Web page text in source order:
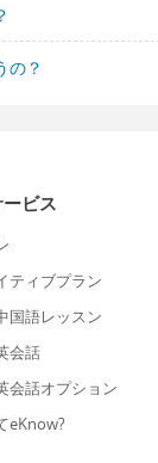
の？
ビス
ティブプラン
国語レッスン
会話
会話オプション
eKnow?